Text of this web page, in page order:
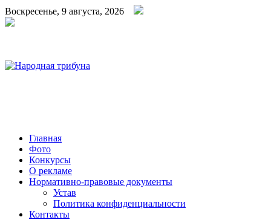
Воскресенье, 9 августа, 2026
Главная
Фото
Конкурсы
О рекламе
Нормативно-правовые документы
Устав
Политика конфиденциальности
Контакты